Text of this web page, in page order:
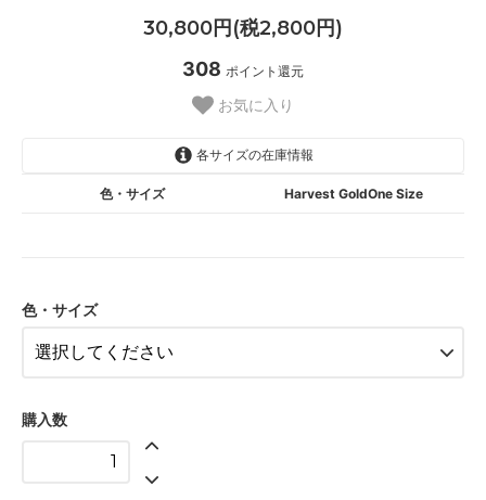
30,800円(税2,800円)
308 ポイント還元
お気に入り
各サイズの在庫情報
色・サイズ Harvest GoldOne Size
色・サイズ
購入数